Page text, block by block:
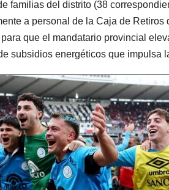
familias del distrito (38
a personal de la Caja de
que el mandatario provincial
subsidios energéticos que impulsa